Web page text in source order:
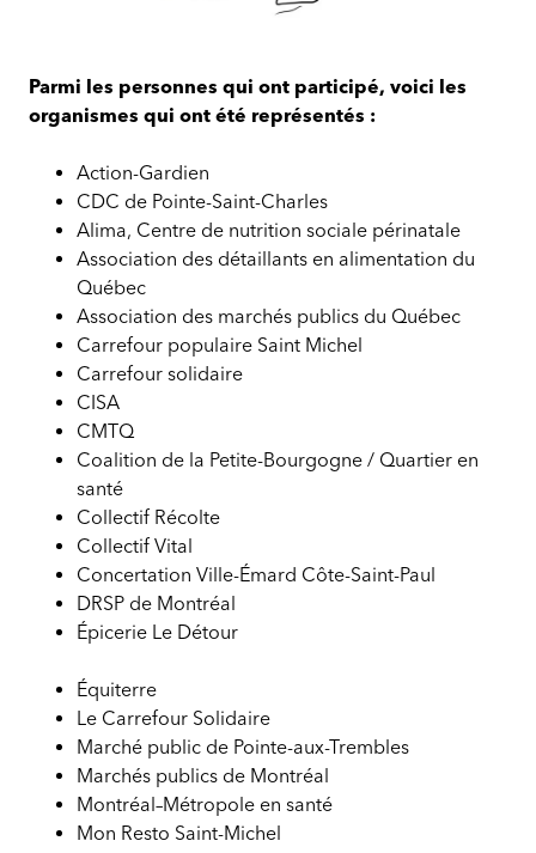
de
réflexion
les
coupons
nourriciers
Parmi les personnes qui ont participé, voici les
organismes qui ont été représentés :
Action-Gardien
CDC de Pointe-Saint-Charles
Alima, Centre de nutrition sociale périnatale
Association des détaillants en alimentation du
Québec
Association des marchés publics du Québec
Carrefour populaire Saint Michel
Carrefour solidaire
CISA
CMTQ
Coalition de la Petite-Bourgogne / Quartier en
santé
Collectif Récolte
Collectif Vital
Concertation Ville-Émard Côte-Saint-Paul
DRSP de Montréal
Épicerie Le Détour
Équiterre
Le Carrefour Solidaire
Marché public de Pointe-aux-Trembles
Marchés publics de Montréal
Montréal–Métropole en santé
Mon Resto Saint-Michel